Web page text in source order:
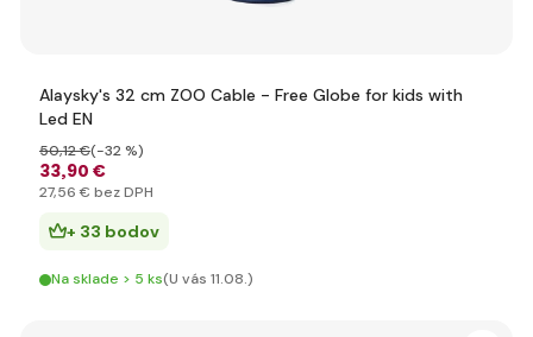
Alaysky's 32 cm ZOO Cable - Free Globe for kids with
Led EN
33,90 €
50,12 €(-32 %)
27,56 € bez DPH
+ 33 bodov
Na sklade > 5 ks(U vás 11.08.)